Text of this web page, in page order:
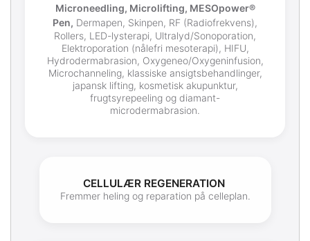
Microneedling, Microlifting, MESOpower®
Pen, Dermapen, Skinpen, RF (Radiofrekvens),
Rollers, LED-lysterapi, Ultralyd/Sonoporation,
Elektroporation (nålefri mesoterapi), HIFU,
Hydrodermabrasion, Oxygeneo/Oxygeninfusion,
Microchanneling, klassiske ansigtsbehandlinger,
japansk lifting, kosmetisk akupunktur,
frugtsyrepeeling og diamant-
microdermabrasion.
CELLULÆR REGENERATION
Fremmer heling og reparation på celleplan.